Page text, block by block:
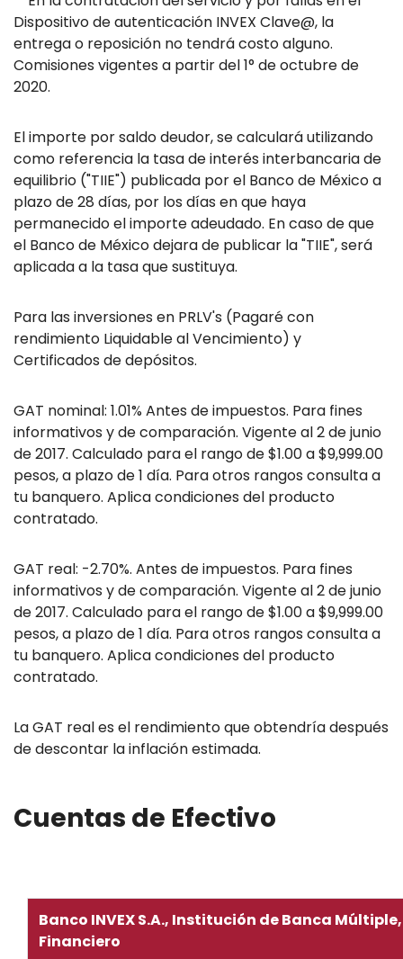
Dispositivo de autenticación INVEX Clave@, la
entrega o reposición no tendrá costo alguno.
Comisiones vigentes a partir del 1° de octubre de
2020.
El importe por saldo deudor, se calculará utilizando
como referencia la tasa de interés interbancaria de
equilibrio ("TIIE") publicada por el Banco de México a
plazo de 28 días, por los días en que haya
permanecido el importe adeudado. En caso de que
el Banco de México dejara de publicar la "TIIE", será
aplicada a la tasa que sustituya.
Para las inversiones en PRLV's (Pagaré con
rendimiento Liquidable al Vencimiento) y
Certificados de depósitos.
GAT nominal: 1.01% Antes de impuestos. Para fines
informativos y de comparación. Vigente al 2 de junio
de 2017. Calculado para el rango de $1.00 a $9,999.00
pesos, a plazo de 1 día. Para otros rangos consulta a
tu banquero. Aplica condiciones del producto
contratado.
GAT real: -2.70%. Antes de impuestos. Para fines
informativos y de comparación. Vigente al 2 de junio
de 2017. Calculado para el rango de $1.00 a $9,999.00
pesos, a plazo de 1 día. Para otros rangos consulta a
tu banquero. Aplica condiciones del producto
contratado.
La GAT real es el rendimiento que obtendría después
de descontar la inflación estimada.
Cuentas de Efectivo
Banco INVEX S.A., Institución de Banca Múltiple,
Financiero